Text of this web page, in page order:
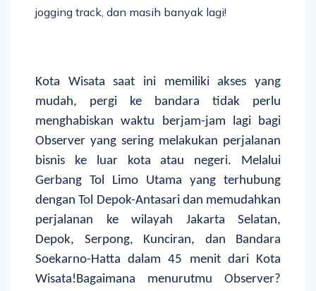
jogging track, dan masih banyak lagi!
Kota Wisata saat ini memiliki akses yang
mudah, pergi ke bandara tidak perlu
menghabiskan waktu berjam-jam lagi bagi
Observer yang sering melakukan perjalanan
bisnis ke luar kota atau negeri. Melalui
Gerbang Tol Limo Utama yang terhubung
dengan Tol Depok-Antasari dan memudahkan
perjalanan ke wilayah Jakarta Selatan,
Depok, Serpong, Kunciran, dan Bandara
Soekarno-Hatta dalam 45 menit dari Kota
Wisata!Bagaimana menurutmu Observer?